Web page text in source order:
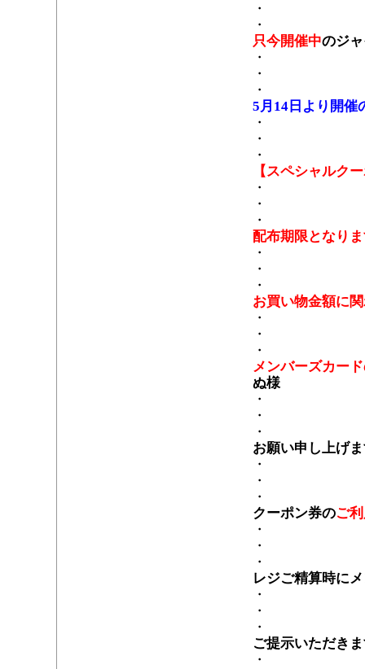
・
・
只今開催中のジ
・
・
・
5月14日より開催
・
・
・
【スペシャルク
・
・
・
配布期限となり
・
・
・
お買い物金額に
・
・
・
メンバーズカー
ぬ様
・
・
・
お願い申し上げ
・
・
・
クーポン券のご
・
・
・
レジご精算時に
・
・
・
ご提示いただき
・